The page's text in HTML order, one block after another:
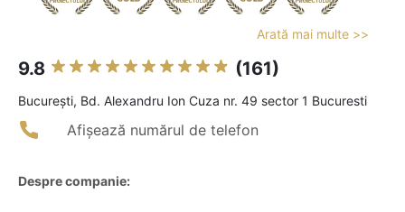
Arată mai multe >>
9.8 (161)
Bucureşti, Bd. Alexandru Ion Cuza nr. 49 sector 1 Bucuresti
Afișează numărul de telefon
Despre companie: